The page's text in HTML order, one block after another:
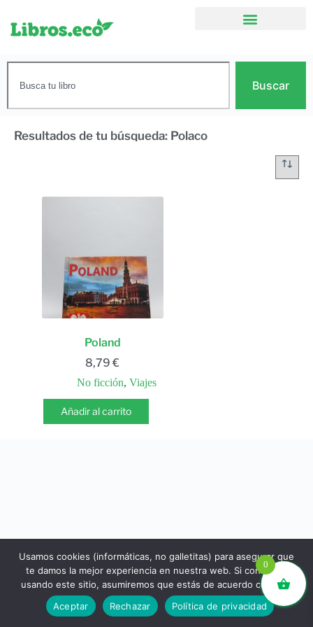
Buscar
Resultados de tu búsqueda: Polaco
Poland
8,79€
No ficción, Viajes
Añadir al carrito
libros.eco © - Desde Barcelona para el mundo 💚 |
Devoluciones y reembolsos|Política de Privacidad
0
Usamos cookies (informáticas, no galletitas) para asegurar que
te damos la mejor experiencia en nuestra web. Si continúas
usando este sitio, asumiremos que estás de acuerdo con ello.
Aceptar
Rechazar Política de privacidad